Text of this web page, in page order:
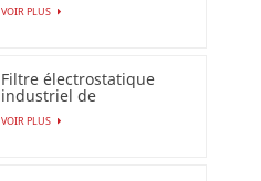
VOIR PLUS
Filtre électrostatique
industriel de
précipitateur pour le
filtre à air Esp
VOIR PLUS